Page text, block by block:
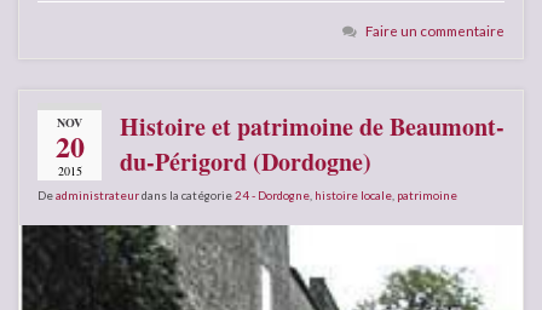
Faire un commentaire
NOV
20
2015
Histoire et patrimoine de Beaumont-
du-Périgord (Dordogne)
Deadministrateurdans la catégorie24 - Dordogne histoire locale patrimoine